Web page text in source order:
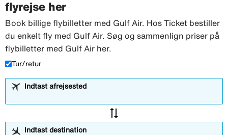
flyrejse her
Book billige flybilletter med Gulf Air. Hos Ticket bestiller
du enkelt fly med Gulf Air. Søg og sammenlign priser på
flybilletter med Gulf Air her.
Tur/retur
Indtast afrejsested
sync_alt
Indtast destination